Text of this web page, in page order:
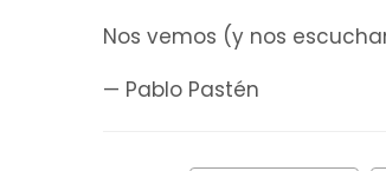
Nos vemos (y nos
— Pablo Pastén